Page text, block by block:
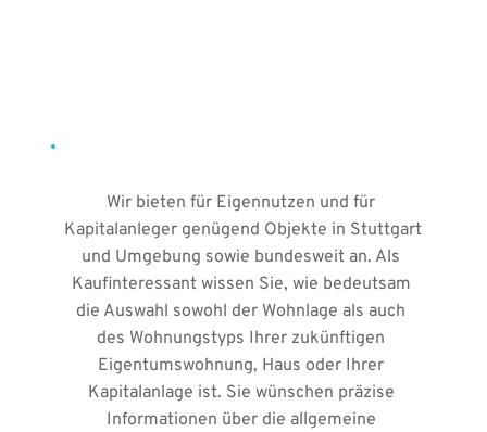
Wir bieten für Eigennutzen und für
Kapitalanleger genügend Objekte in Stuttgart
und Umgebung sowie bundesweit an. Als
Kaufinteressant wissen Sie, wie bedeutsam
die Auswahl sowohl der Wohnlage als auch
des Wohnungstyps Ihrer zukünftigen
Eigentumswohnung, Haus oder Ihrer
Kapitalanlage ist. Sie wünschen präzise
Informationen über die allgemeine